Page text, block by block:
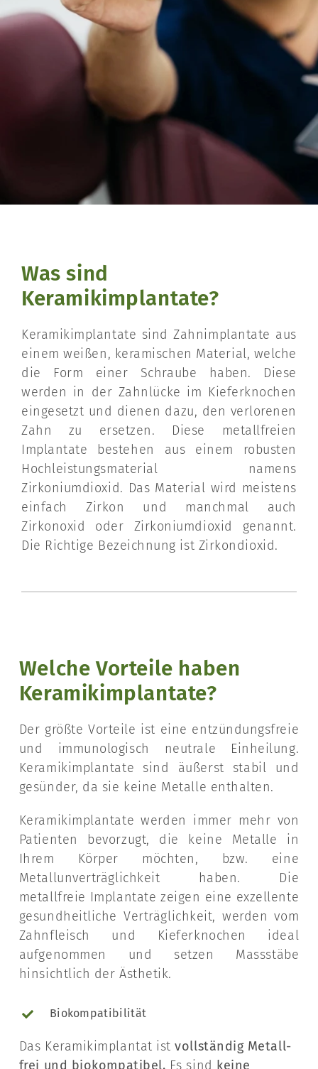
Was sind
Keramikimplantate?
Keramikimplantate sind Zahnimplantate aus
einem weißen, keramischen Material, welche
die Form einer Schraube haben. Diese
werden in der Zahnlücke im Kieferknochen
eingesetzt und dienen dazu, den verlorenen
Zahn zu ersetzen. Diese metallfreien
Implantate bestehen aus einem robusten
Hochleistungsmaterial namens
Zirkoniumdioxid. Das Material wird meistens
einfach Zirkon und manchmal auch
Zirkonoxid oder Zirkoniumdioxid genannt.
Die Richtige Bezeichnung ist Zirkondioxid.
Welche Vorteile haben
Keramikimplantate?
Der größte Vorteile ist eine entzündungsfreie
und immunologisch neutrale Einheilung.
Keramikimplantate sind äußerst stabil und
gesünder, da sie keine Metalle enthalten.
Keramikimplantate werden immer mehr von
Patienten bevorzugt, die keine Metalle in
Ihrem Körper möchten, bzw. eine
Metallunverträglichkeit haben. Die
metallfreie Implantate zeigen eine exzellente
gesundheitliche Verträglichkeit, werden vom
Zahnfleisch und Kieferknochen ideal
aufgenommen und setzen Massstäbe
hinsichtlich der Ästhetik.
Biokompatibilität
Das Keramikimplantat istvollständig Metall-
frei und biokompatibel. Es sind keine